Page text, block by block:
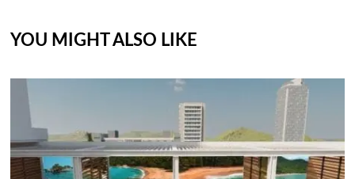
YOU MIGHT ALSO LIKE